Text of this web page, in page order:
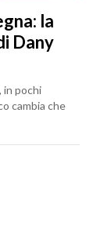
la
Dany
in pochi
cambia che